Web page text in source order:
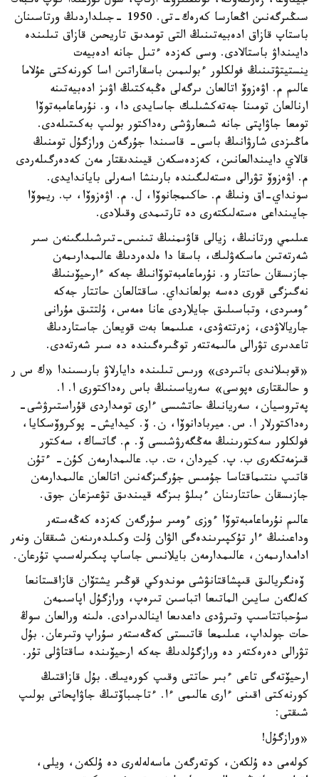
سىڭىرگەنىن اڭعارسا كەرەك-تى. 1950 -جىلداردىڭ ورتاسىنان
باستاپ قازاق ادەبيەتىنىڭ التى تومدىق تاريحىن قازاق تىلىندە
دايىنداۋ باستالادى. وسى كەزدە ءتىل جانە ادەبيەت
ينستيتۋتىنىڭ فولكلور ءبولىمىن باسقاراتىن اسا كورنەكتى عۇلاما
عالىم م. اۋەزوۆ اتالعان ىرگەلى ەڭبەكتىڭ اۋىز ادەبيەتىنە
ارنالعان تومىنا جەتەكشىلىك جاسايدى دا، و. نۇرماعامبەتوۆا
تومعا جاۋاپتى جانە شىعارۋشى رەداكتور بولىپ بەكىتىلەدى.
ماڭىزدى شارۋانىڭ باسى- قاسىندا جۇرگەن ورازگۇل تومنىڭ
قالاي دايىندالعانىن، كەزدەسكەن قيىندىقتار مەن كەدەرگىلەردى
م. اۋەزوۆ تۋرالى ەستەلىگىندە بارىنشا اسەرلى باياندايدى.
سونداي-اق ونىڭ م. حاكىمجانوۆا، ل. م. اۋەزوۆا، ب. ريموۆا
جايىنداعى ەستەلىكتەرى دە تارتىمدى وقىلادى.
عىلىمي ورتانىڭ، زيالى قاۋىمنىڭ تىنىس-تىرشىلىگىنەن سىر
شەرتەتىن ماسكەۋلىك، باسقا دا ەلدەردىڭ عالىمدارىمەن
جازىسقان حاتتار و. نۇرماعامبەتوۆانىڭ جەكە ءارحيۆىنىڭ
نەگىزگى قورى دەسە بولعانداي. ساقتالعان حاتتار جەكە
ءومىردى، وتباسىلىق جايلاردى عانا ەمەس، ۇلتتىق مۇرانى
جاريالاۋدى، زەرتتەۋدى، عىلىمعا بەت قويعان جاستاردىڭ
تاعدىرى تۋرالى مالىمەتتەر توڭىرەگىندە دە سىر شەرتەدى.
«قوبىلاندى باتىردى» ورىس تىلىندە دايارلاۋ بارىسىندا «ك س ر
و حالىقتارى ەپوسى» سەرياسىنىڭ باس رەداكتورى ا. ا.
پەتروسيان، سەريانىڭ حاتشىسى ءارى تومداردى قۇراستىرۋشى-
رەداكتورلار ا. س. ميربادانوۆا، ن. ۆ. كيدايش- پوكروۆسكايا،
فولكلور سەكتورىنىڭ مەڭگەرۋشىسى ۆ. م. گاتساك، سەكتور
قىزمەتكەرى ب. پ. كيردان، ت. ب. عالىمدارمەن كۇن- ءتۇن
قاتىپ ىنتىماقتاسا جۇمىس جۇرگىزگەنىن اتالعان عالىمدارمەن
جازىسقان حاتتارىنان ءبىلۋ بىزگە قيىندىق تۋعىزعان جوق.
عالىم نۇرماعامبەتوۆا ءوزى ءومىر سۇرگەن كەزدە كەڭەستەر
وداعىنىڭ ءار تۇكپىرىندەگى الۋان ۇلت وكىلدەرىنەن شىققان ونەر
ادامدارىمەن، عالىمدارمەن بايلانىس جاساپ پىكىرلەسىپ تۇرعان.
ۆەنگريالىق قىپشاقتانۋشى موندوكي قوڭىر يشتۆان قازاقستانعا
كەلگەن سايىن الماتىعا اتباسىن تىرەپ، ورازگۇل اپاسىمەن
سۇحباتتاسىپ وتىرۋدى داعدىعا اينالدىرادى. ەلىنە ورالعان سوڭ
حات جولداپ، عىلىمعا قاتىستى كەڭەستەر سۇراپ وتىرعان. بۇل
تۋرالى دەرەكتەر دە ورازگۇلدىڭ جەكە ارحيۆىندە ساقتاۋلى تۇر.
ارحيۆتەگى تاعى ءبىر حاتتى وقىپ كورەيىك. بۇل قازاقتىڭ
كورنەكتى اقىنى ءارى عالىمى ءا. ءتاجىباۆتىڭ جاۋاپحاتى بولىپ
شىقتى:
«ورازگۇل!
كولەمى دە ۇلكەن، كوتەرگەن ماسەلەلەرى دە ۇلكەن، ويلى،